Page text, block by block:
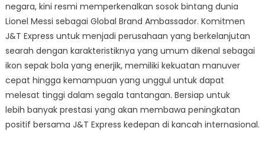
Lionel
Messi
Resmi
Sebagai
Global
Brand
Ambassador
negara, kini resmi memperkenalkan sosok bintang dunia
Lionel Messi sebagai Global Brand Ambassador. Komitmen
J&T Express untuk menjadi perusahaan yang berkelanjutan
searah dengan karakteristiknya yang umum dikenal sebagai
ikon sepak bola yang enerjik, memiliki kekuatan manuver
cepat hingga kemampuan yang unggul untuk dapat
melesat tinggi dalam segala tantangan. Bersiap untuk
lebih banyak prestasi yang akan membawa peningkatan
positif bersama J&T Express kedepan di kancah internasional.